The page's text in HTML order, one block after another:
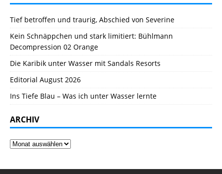
Tief betroffen und traurig, Abschied von Severine
Kein Schnäppchen und stark limitiert: Bühlmann
Decompression 02 Orange
Die Karibik unter Wasser mit Sandals Resorts
Editorial August 2026
Ins Tiefe Blau – Was ich unter Wasser lernte
ARCHIV